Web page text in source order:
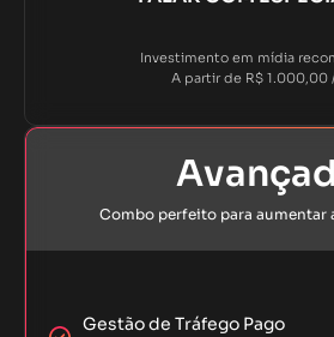
Investimento em mídia
A partir de R$ 1.000,00
Combo perfeito para aumentar
Gestão de Tráfego Pago